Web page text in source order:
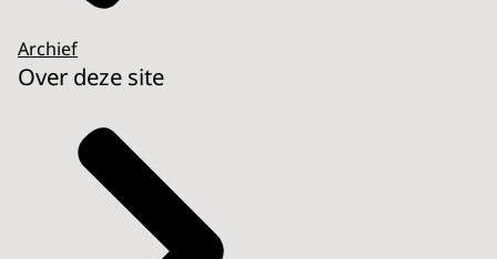
Archief
Over deze site